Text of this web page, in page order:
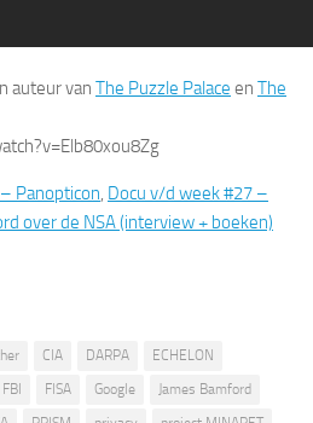
auteur van The Puzzle Palace en The
Panopticon, Docu v/d week #27 –
over de NSA (interview + boeken)
CIA DARPA
ECHELON
FBI FISA Google
James Bamford